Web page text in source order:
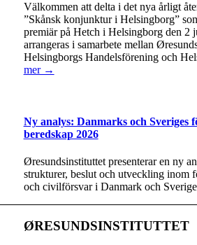
Välkommen att delta i det nya årligt
”Skånsk konjunktur i Helsingborg”
premiär på Hetch i Helsingborg den 2
arrangeras i samarbete mellan
Helsingborgs Handelsförening och
mer →
Ny analys: Danmarks och Sveriges
beredskap 2026
Øresundsinstituttet presenterar en ny
strukturer, beslut och utveckling inom
och civilförsvar i Danmark och
ØRESUNDSINSTITUTTET